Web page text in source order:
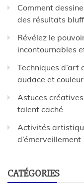
Comment
des résultats
Révélez le
incontournables
Techniques
audace et couleur
Astuces
talent caché
Activités
d’émerveillement
CATÉGORIES